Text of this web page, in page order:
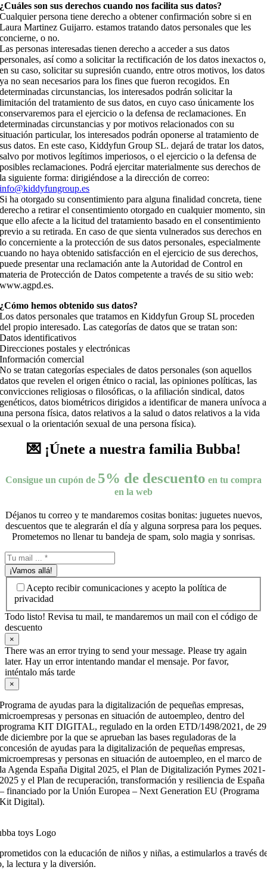
¿Cuáles son sus derechos cuando nos facilita sus datos?
Cualquier persona tiene derecho a obtener confirmación sobre si en
Laura Martinez Guijarro. estamos tratando datos personales que les
concierne, o no.
Las personas interesadas tienen derecho a acceder a sus datos
personales, así como a solicitar la rectificación de los datos inexactos o,
en su caso, solicitar su supresión cuando, entre otros motivos, los datos
ya no sean necesarios para los fines que fueron recogidos. En
determinadas circunstancias, los interesados podrán solicitar la
limitación del tratamiento de sus datos, en cuyo caso únicamente los
conservaremos para el ejercicio o la defensa de reclamaciones. En
determinadas circunstancias y por motivos relacionados con su
situación particular, los interesados podrán oponerse al tratamiento de
sus datos. En este caso, Kiddyfun Group SL. dejará de tratar los datos,
salvo por motivos legítimos imperiosos, o el ejercicio o la defensa de
posibles reclamaciones. Podrá ejercitar materialmente sus derechos de
la siguiente forma: dirigiéndose a la dirección de correo:
info@kiddyfungroup.es
Si ha otorgado su consentimiento para alguna finalidad concreta, tiene
derecho a retirar el consentimiento otorgado en cualquier momento, sin
que ello afecte a la licitud del tratamiento basado en el consentimiento
previo a su retirada. En caso de que sienta vulnerados sus derechos en
lo concerniente a la protección de sus datos personales, especialmente
cuando no haya obtenido satisfacción en el ejercicio de sus derechos,
puede presentar una reclamación ante la Autoridad de Control en
materia de Protección de Datos competente a través de su sitio web:
www.agpd.es.
¿Cómo hemos obtenido sus datos?
Los datos personales que tratamos en Kiddyfun Group SL proceden
del propio interesado. Las categorías de datos que se tratan son:
Datos identificativos
Direcciones postales y electrónicas
Información comercial
No se tratan categorías especiales de datos personales (son aquellos
datos que revelen el origen étnico o racial, las opiniones políticas, las
convicciones religiosas o filosóficas, o la afiliación sindical, datos
genéticos, datos biométricos dirigidos a identificar de manera unívoca a
una persona física, datos relativos a la salud o datos relativos a la vida
sexual o la orientación sexual de una persona física).
💌 ¡Únete a nuestra familia Bubba!
Consigue un cupón de 5% de descuento en tu compra
en la web
Déjanos tu correo y te mandaremos cositas bonitas: juguetes nuevos,
descuentos que te alegrarán el día y alguna sorpresa para los peques.
Prometemos no llenar tu bandeja de spam, solo magia y sonrisas.
¡Vamos allá!
Acepto recibir comunicaciones y acepto la política de
privacidad
Todo listo! Revisa tu mail, te mandaremos un mail con el código de
descuento
×
There was an error trying to send your message. Please try again
later. Hay un error intentando mandar el mensaje. Por favor,
inténtalo más tarde
×
Programa de ayudas para la digitalización de pequeñas empresas,
microempresas y personas en situación de autoempleo, dentro del
programa KIT DIGITAL, regulado en la orden ETD/1498/2021, de 29
de diciembre por la que se aprueban las bases reguladoras de la
concesión de ayudas para la digitalización de pequeñas empresas,
microempresas y personas en situación de autoempleo, en el marco de
la Agenda España Digital 2025, el Plan de Digitalización Pymes 2021-
2025 y el Plan de recuperación, transformación y resiliencia de España
– financiado por la Unión Europea – Next Generation EU (Programa
Kit Digital).
con la educación de niños y niñas, a estimularlos a través
la lectura y la diversión.